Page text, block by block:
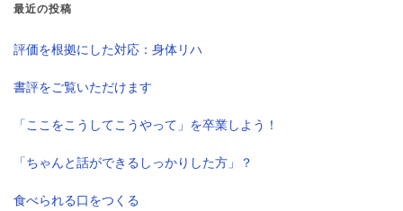
最近の投稿
評価を根拠にした対応：身体リハ
書評をご覧いただけます
「ここをこうしてこうやって」を卒業しよう！
「ちゃんと話ができるしっかりした方」？
食べられる口をつくる